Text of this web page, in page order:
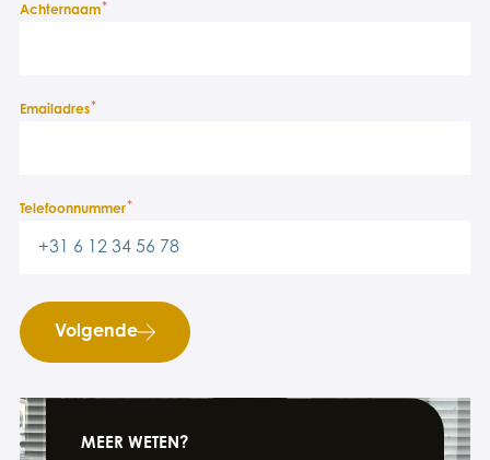
Achternaam*
Emailadres*
Telefoonnummer*
Volgende
MEER WETEN?